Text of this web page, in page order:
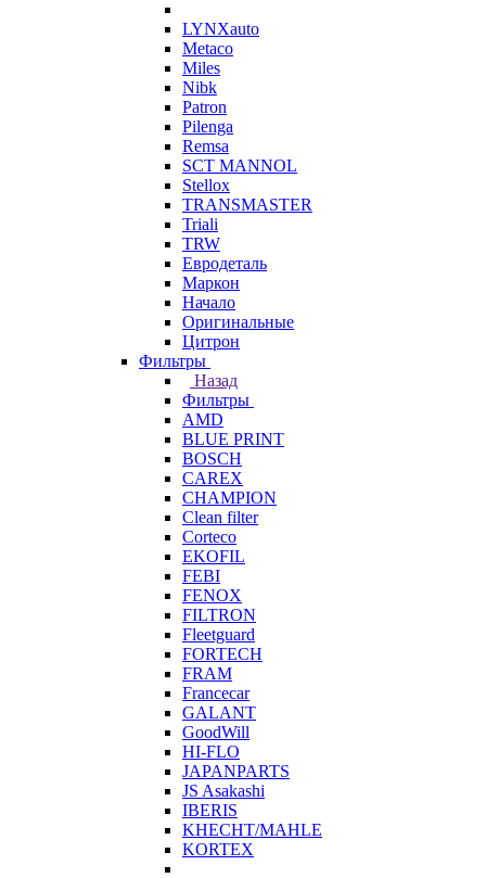
LYNXauto
Metaco
Miles
Nibk
Patron
Pilenga
Remsa
SCT MANNOL
Stellox
TRANSMASTER
Triali
TRW
Евродеталь
Маркон
Начало
Оригинальные
Цитрон
Фильтры
Назад
Фильтры
AMD
BLUE PRINT
BOSCH
CAREX
CHAMPION
Clean filter
Corteco
EKOFIL
FEBI
FENOX
FILTRON
Fleetguard
FORTECH
FRAM
Francecar
GALANT
GoodWill
HI-FLO
JAPANPARTS
JS Asakashi
IBERIS
KHECHT/MAHLE
KORTEX